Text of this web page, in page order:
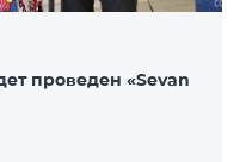
проведен «Sevan